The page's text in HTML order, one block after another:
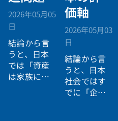
2026年05月05
日
結論から言
うと、日本
では「資産
は家族に引
価軸
2026年05月03
日
結論から言
うと、日本
社会ではす
でに「企業